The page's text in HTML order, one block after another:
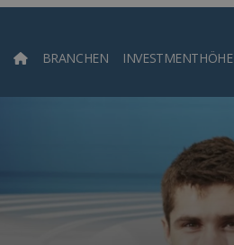
BRANCHEN INVESTMENTHÖHE